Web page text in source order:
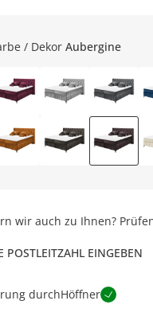
/ Dekor Aubergine
wir auch zu Ihnen?
POSTLEITZAHL EINGEBEN
durchHöffner